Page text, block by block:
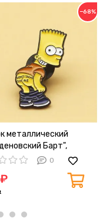
−68%
металлический
Барт",
0